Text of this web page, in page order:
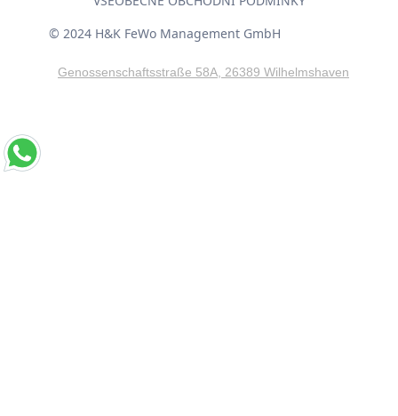
© 2024 H&K FeWo Management GmbH
Genossenschaftsstraße 58A, 26389 Wilhelmshaven